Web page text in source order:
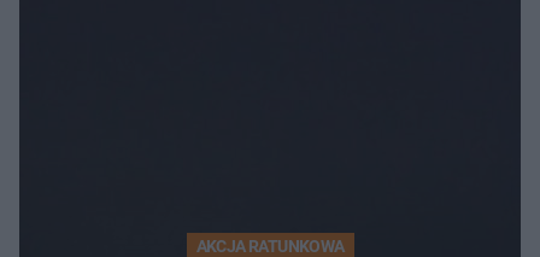
AKCJA RATUNKOWA